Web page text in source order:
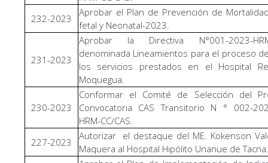
232-2023
Aprobar el Plan de Prevención de
fetal y Neonatal-2023.
231-2023
Aprobar la Directiva N°001-2023-HRM-
denominada Lineamientos para el proceso
los servicios prestados en el Hospital
Moquegua.
230-2023
Conformar el Comité de Selección del
Convocatoria CAS Transitorio N ° 002-
HRM-CC/CAS.
227-2023
Autorizar el destaque del ME. Kokenson
Maquera al Hospital Hipólito Unanue de Tacna.